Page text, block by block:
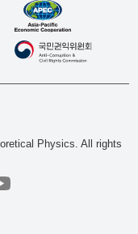
Physics. All rights